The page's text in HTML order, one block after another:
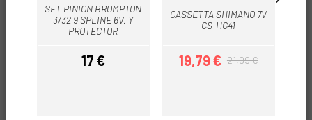
SET PINION BROMPTON
3/32 9 SPLINE 6V. Y
PROTECTOR
Prezzo
17 €
CASSETTA SHIMANO 7V
CS-HG41
Prezzo
19,79 €Prezzo base
21,99 €